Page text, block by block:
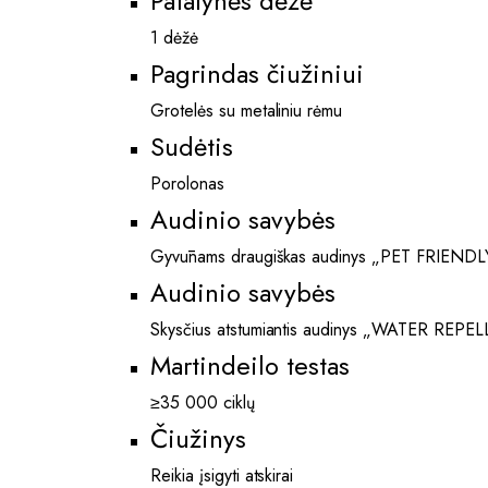
1 dėžė
Pagrindas čiužiniui
Grotelės su metaliniu rėmu
Sudėtis
Porolonas
Audinio savybės
Gyvūnams draugiškas audinys „PET
Audinio savybės
Skysčius atstumiantis audinys „WATER
Martindeilo testas
≥35 000 ciklų
Čiužinys
Reikia įsigyti atskirai